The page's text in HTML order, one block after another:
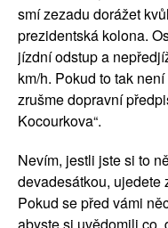
smí zezadu dorážet
prezidentská kolona.
jízdní odstup a
km/h. Pokud to tak
zrušme dopravní
Kocourkova“.
Nevím, jestli jste si to
devadesátkou, ujedete
Pokud se před vámi
abyste si uvědomili co,